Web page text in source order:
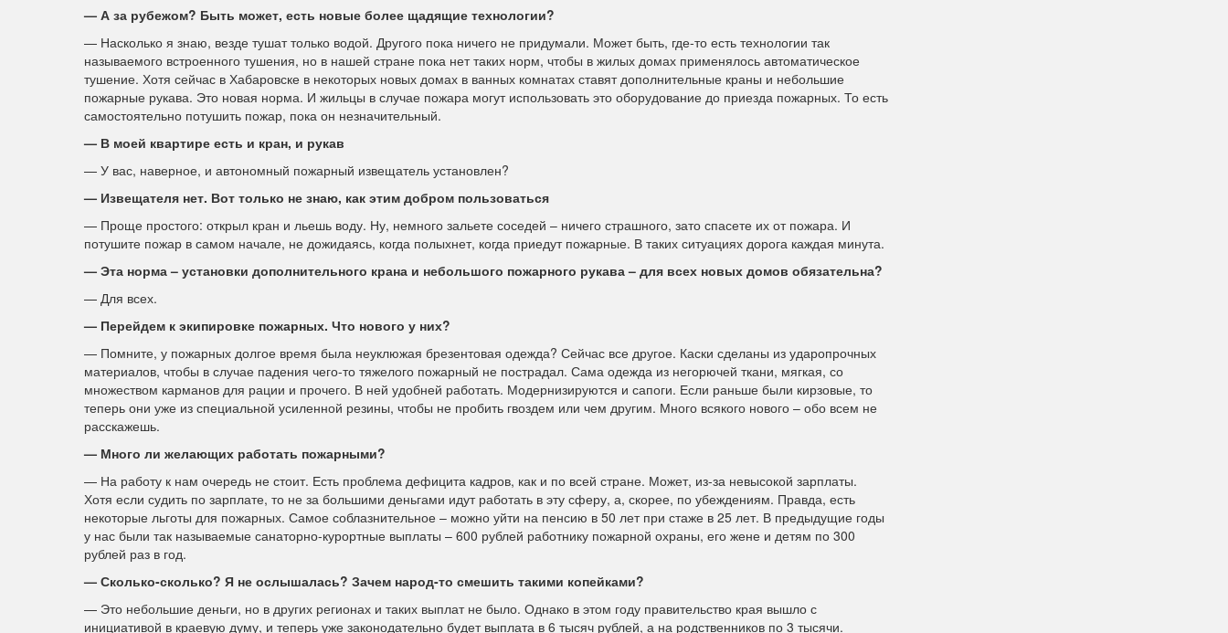
— А за рубежом? Быть может, есть новые более щадящие технологии?
— Насколько я знаю, везде тушат только водой. Другого пока ничего не придумали. Может быть, где-то есть технологии так
называемого встроенного тушения, но в нашей стране пока нет таких норм, чтобы в жилых домах применялось автоматическое
тушение. Хотя сейчас в Хабаровске в некоторых новых домах в ванных комнатах ставят дополнительные краны и небольшие
пожарные рукава. Это новая норма. И жильцы в случае пожара могут использовать это оборудование до приезда пожарных. То есть
самостоятельно потушить пожар, пока он незначительный.
— В моей квартире есть и кран, и рукав
— У вас, наверное, и автономный пожарный извещатель установлен?
— Извещателя нет. Вот только не знаю, как этим добром пользоваться
— Проще простого: открыл кран и льешь воду. Ну, немного зальете соседей – ничего страшного, зато спасете их от пожара. И
потушите пожар в самом начале, не дожидаясь, когда полыхнет, когда приедут пожарные. В таких ситуациях дорога каждая минута.
— Эта норма – установки дополнительного крана и небольшого пожарного рукава – для всех новых домов обязательна?
— Для всех.
— Перейдем к экипировке пожарных. Что нового у них?
— Помните, у пожарных долгое время была неуклюжая брезентовая одежда? Сейчас все другое. Каски сделаны из ударопрочных
материалов, чтобы в случае падения чего-то тяжелого пожарный не пострадал. Сама одежда из негорючей ткани, мягкая, со
множеством карманов для рации и прочего. В ней удобней работать. Модернизируются и сапоги. Если раньше были кирзовые, то
теперь они уже из специальной усиленной резины, чтобы не пробить гвоздем или чем другим. Много всякого нового – обо всем не
расскажешь.
— Много ли желающих работать пожарными?
— На работу к нам очередь не стоит. Есть проблема дефицита кадров, как и по всей стране. Может, из-за невысокой зарплаты.
Хотя если судить по зарплате, то не за большими деньгами идут работать в эту сферу, а, скорее, по убеждениям. Правда, есть
некоторые льготы для пожарных. Самое соблазнительное – можно уйти на пенсию в 50 лет при стаже в 25 лет. В предыдущие годы
у нас были так называемые санаторно-курортные выплаты – 600 рублей работнику пожарной охраны, его жене и детям по 300
рублей раз в год.
— Сколько-сколько? Я не ослышалась? Зачем народ-то смешить такими копейками?
— Это небольшие деньги, но в других регионах и таких выплат не было. Однако в этом году правительство края вышло с
инициативой в краевую думу, и теперь уже законодательно будет выплата в 6 тысяч рублей, а на родственников по 3 тысячи.